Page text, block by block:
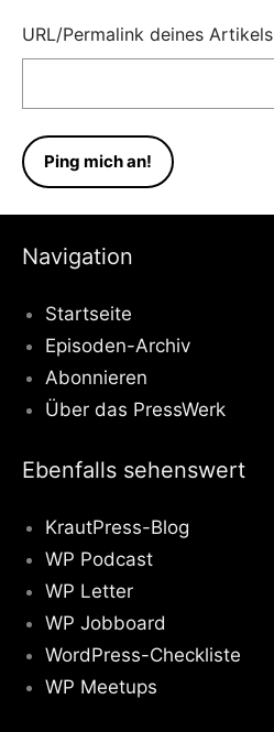
URL/Permalink deines Artikels
Navigation
Startseite
Episoden-Archiv
Abonnieren
Über das PressWerk
Ebenfalls sehenswert
KrautPress-Blog
WP Podcast
WP Letter
WP Jobboard
WordPress-Checkliste
WP Meetups